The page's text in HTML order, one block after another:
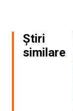
Știri
similare